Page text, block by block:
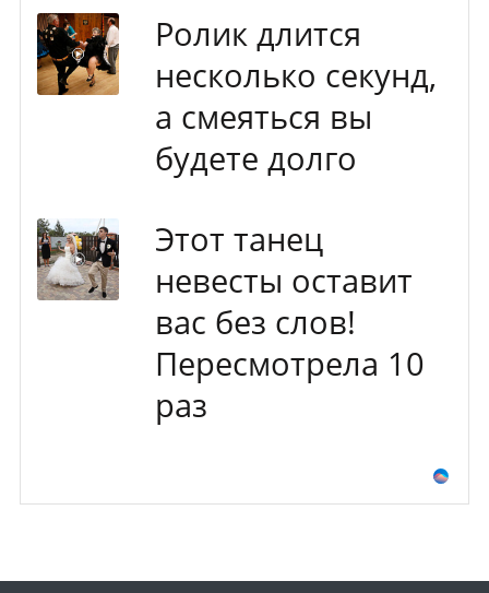
Ролик длится
несколько секунд,
а смеяться вы
будете долго
Этот танец
невесты оставит
вас без слов!
Пересмотрела 10
раз